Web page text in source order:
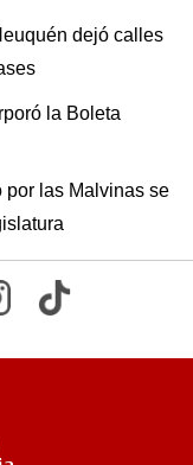
dejó calles
la Boleta
por las Malvinas se